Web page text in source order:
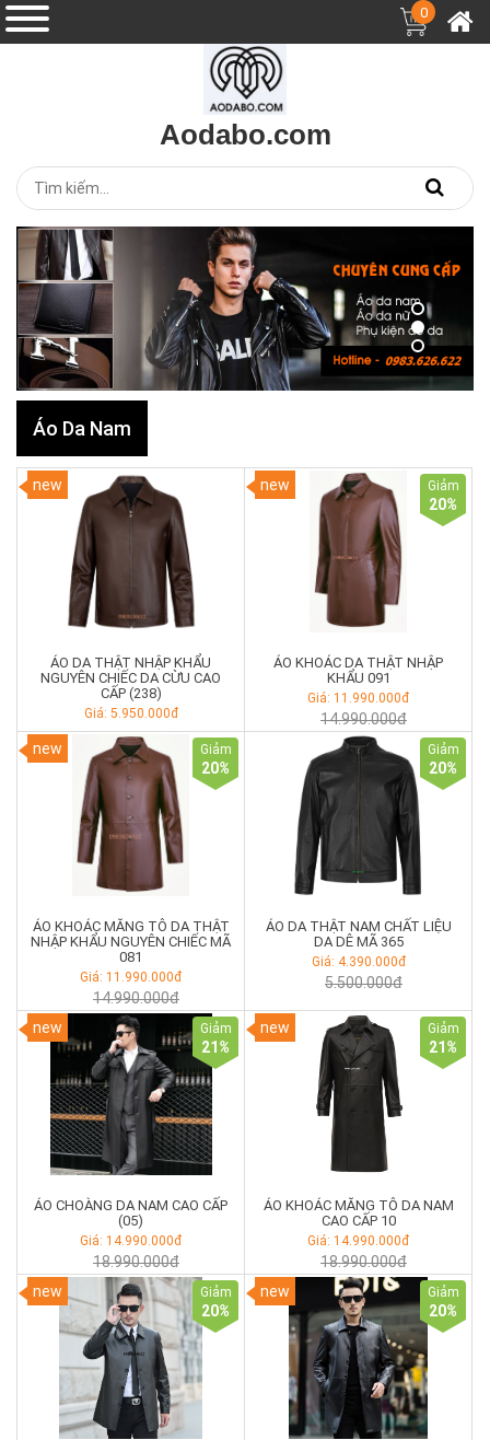
0
Aodabo.com
Áo Da Nam
new
ÁO DA THẬT NHẬP KHẨU
NGUYÊN CHIẾC DA CỪU CAO
CẤP (238)
Giá: 5.950.000đ
new Giảm
20%
ÁO KHOÁC DA THẬT NHẬP
KHẨU 091
Giá: 11.990.000đ
14.990.000đ
new
Giảm
20%
ÁO KHOÁC MĂNG TÔ DA THẬT
NHẬP KHẨU NGUYÊN CHIẾC MÃ
081
Giá: 11.990.000đ
14.990.000đ
Giảm
20%
ÁO DA THẬT NAM CHẤT LIỆU
DA DÊ MÃ 365
Giá: 4.390.000đ
5.500.000đ
new Giảm
21 %
ÁO CHOÀNG DA NAM CAO CẤP
(05)
Giá: 14.990.000đ
18.990.000đ
new Giảm
21 %
ÁO KHOÁC MĂNG TÔ DA NAM
CAO CẤP 10
Giá: 14.990.000đ
18.990.000đ
new
Giảm
20%
new Giảm
20%